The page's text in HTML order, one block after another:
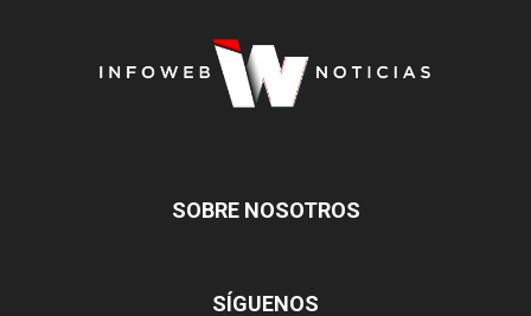
SOBRE NOSOTROS
SÍGUENOS